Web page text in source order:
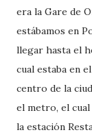
era la Gare de
estábamos en
llegar hasta el
cual estaba en
centro de la
el metro, el
la estación